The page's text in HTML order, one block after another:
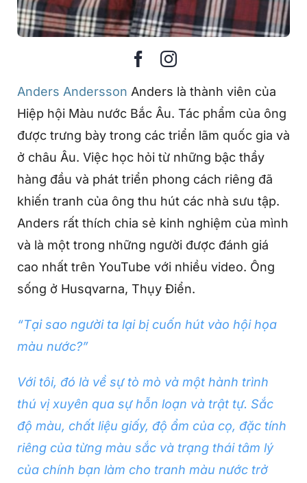
Anders Andersson Anders là thành viên của
Hiệp hội Màu nước Bắc Âu. Tác phẩm của ông
được trưng bày trong các triển lãm quốc gia và
ở châu Âu. Việc học hỏi từ những bậc thầy
hàng đầu và phát triển phong cách riêng đã
khiến tranh của ông thu hút các nhà sưu tập.
Anders rất thích chia sẻ kinh nghiệm của mình
và là một trong những người được đánh giá
cao nhất trên YouTube với nhiều video. Ông
sống ở Husqvarna, Thụy Điển.
“Tại sao người ta lại bị cuốn hút vào hội họa
màu nước?”
Với tôi, đó là về sự tò mò và một hành trình
thú vị xuyên qua sự hỗn loạn và trật tự. Sắc
độ màu, chất liệu giấy, độ ẩm của cọ, đặc tính
riêng của từng màu sắc và trạng thái tâm lý
của chính bạn làm cho tranh màu nước trở